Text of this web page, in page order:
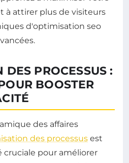
PROCESSUS :
BOOSTER
des affaires
des processus est
pour améliorer